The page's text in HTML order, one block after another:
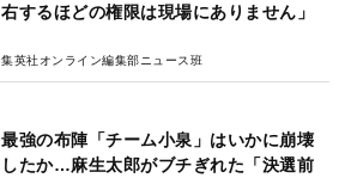
右するほどの権限は現場にありません」
集英社オンライン編集部ニュース班
最強の布陣「チーム小泉」はいかに崩壊
したか…麻生太郎がブチぎれた「決選前